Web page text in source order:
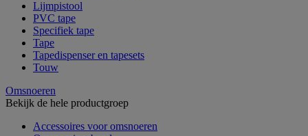
Lijmpistool
PVC tape
Specifiek tape
Tape
Tapedispenser en tapesets
Touw
Omsnoeren
Bekijk de hele productgroep
Accessoires voor omsnoeren